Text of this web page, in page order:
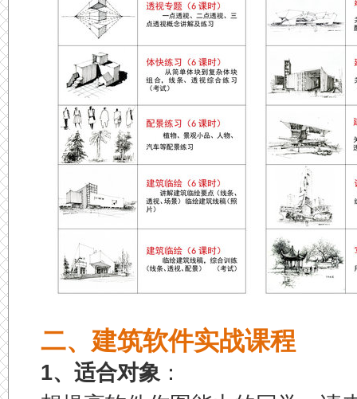
二、建筑软件实战课程
1、适合对象 ：